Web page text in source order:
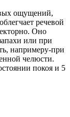
ощущений,
речевой
Оно
или при
напримеру-при
челюсти.
покоя и 5